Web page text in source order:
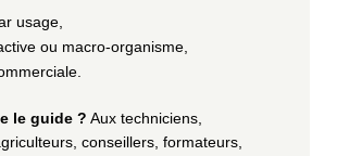
usage,
ou macro-organisme,
le guide ? Aux techniciens,
conseillers, formateurs,